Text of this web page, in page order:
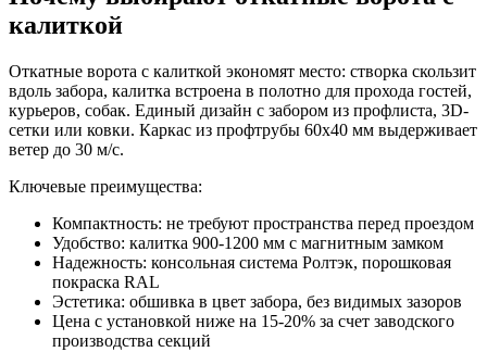
калиткой
Откатные ворота с калиткой экономят место: створка скользит
вдоль забора, калитка встроена в полотно для прохода гостей,
курьеров, собак. Единый дизайн с забором из профлиста, 3D-
сетки или ковки. Каркас из профтрубы 60x40 мм выдерживает
ветер до 30 м/с.
Ключевые преимущества:
Компактность: не требуют пространства перед проездом
Удобство: калитка 900-1200 мм с магнитным замком
Надежность: консольная система Ролтэк, порошковая
покраска RAL
Эстетика: обшивка в цвет забора, без видимых зазоров
Цена с установкой ниже на 15-20% за счет заводского
производства секций